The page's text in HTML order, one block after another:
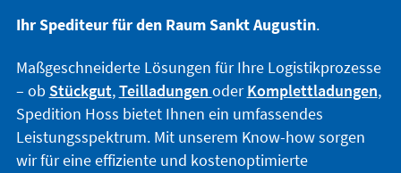
Ihr Spediteur für den Raum Sankt Augustin.
Maßgeschneiderte Lösungen für Ihre Logistikprozesse
– ob Stückgut,Teilladungen oderKomplettladungen,
Spedition Hoss bietet Ihnen ein umfassendes
Leistungsspektrum. Mit unserem Know-how sorgen
wir für eine effiziente und kostenoptimierte